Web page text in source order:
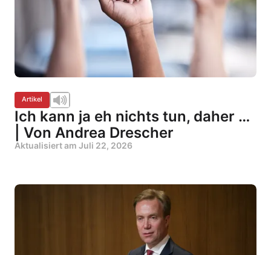
Artikel
Ich kann ja eh nichts tun, daher …
| Von Andrea Drescher
Aktualisiert am Juli 22, 2026